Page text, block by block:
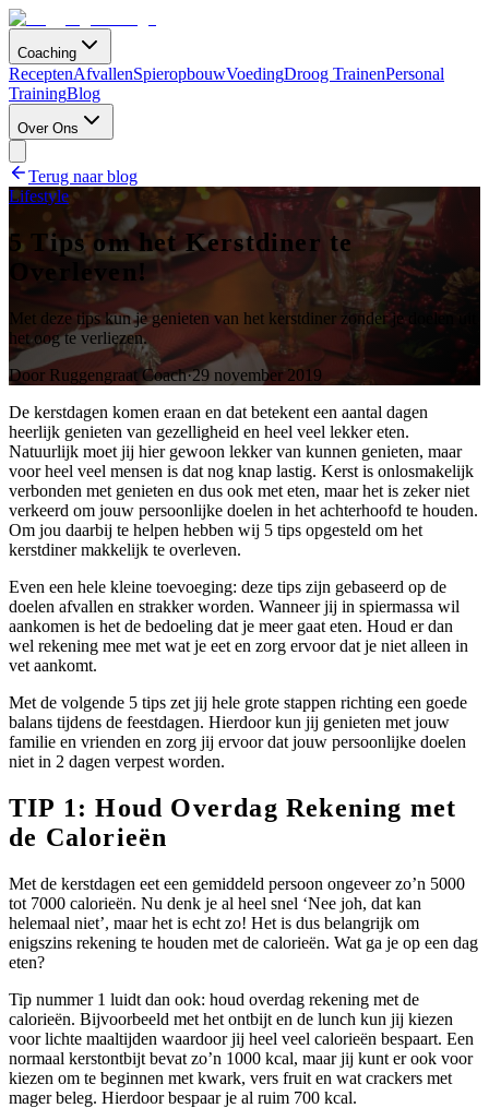
Coaching
ReceptenAfvallenSpieropbouwVoedingDroog TrainenPersonal
TrainingBlog
Over Ons
Terug naar blog
Lifestyle
5 Tips om het Kerstdiner te
Overleven!
Met deze tips kun je genieten van het kerstdiner zonder je doelen uit
het oog te verliezen.
Door Ruggengraat Coach·29 november 2019
De kerstdagen komen eraan en dat betekent een aantal dagen
heerlijk genieten van gezelligheid en heel veel lekker eten.
Natuurlijk moet jij hier gewoon lekker van kunnen genieten, maar
voor heel veel mensen is dat nog knap lastig. Kerst is onlosmakelijk
verbonden met genieten en dus ook met eten, maar het is zeker niet
verkeerd om jouw persoonlijke doelen in het achterhoofd te houden.
Om jou daarbij te helpen hebben wij 5 tips opgesteld om het
kerstdiner makkelijk te overleven.
Even een hele kleine toevoeging: deze tips zijn gebaseerd op de
doelen afvallen en strakker worden. Wanneer jij in spiermassa wil
aankomen is het de bedoeling dat je meer gaat eten. Houd er dan
wel rekening mee met wat je eet en zorg ervoor dat je niet alleen in
vet aankomt.
Met de volgende 5 tips zet jij hele grote stappen richting een goede
balans tijdens de feestdagen. Hierdoor kun jij genieten met jouw
familie en vrienden en zorg jij ervoor dat jouw persoonlijke doelen
niet in 2 dagen verpest worden.
TIP 1: Houd Overdag Rekening met
de Calorieën
Met de kerstdagen eet een gemiddeld persoon ongeveer zo’n 5000
tot 7000 calorieën. Nu denk je al heel snel ‘Nee joh, dat kan
helemaal niet’, maar het is echt zo! Het is dus belangrijk om
enigszins rekening te houden met de calorieën. Wat ga je op een dag
eten?
Tip nummer 1 luidt dan ook: houd overdag rekening met de
calorieën. Bijvoorbeeld met het ontbijt en de lunch kun jij kiezen
voor lichte maaltijden waardoor jij heel veel calorieën bespaart. Een
normaal kerstontbijt bevat zo’n 1000 kcal, maar jij kunt er ook voor
kiezen om te beginnen met kwark, vers fruit en wat crackers met
mager beleg. Hierdoor bespaar je al ruim 700 kcal.